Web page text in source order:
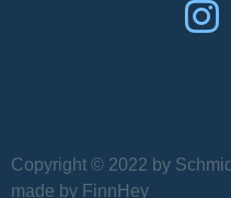
Copyright © 2022 by
made by FinnHey